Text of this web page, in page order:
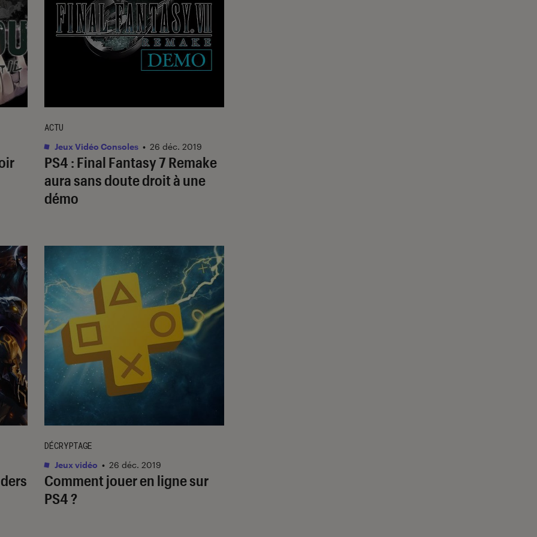
PS4 : Final Fantasy 7 Remake
aura sans doute droit à une
démo
ACTU
Jeux Vidéo Consoles • 26 déc. 2019
Comment jouer en ligne sur
PS4 ?
DÉCRYPTAGE
Jeux vidéo • 26 déc. 2019